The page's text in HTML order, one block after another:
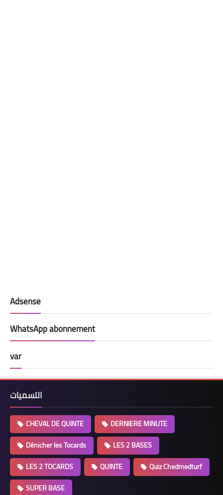
Adsense
WhatsApp abonnement
var
التسميات
CHEVAL DE QUINTE
DERNIERE MINUTE
Dénicher les Tocards
LES 2 BASES
LES 2 TOCARDS
QUINTE
Quiz Chedmedturf
SUPER BASE